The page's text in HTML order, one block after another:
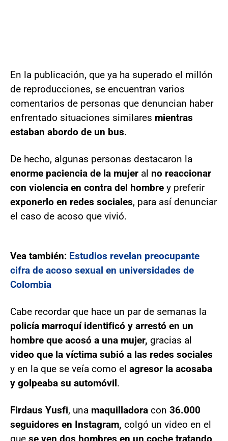
En la publicación, que ya ha superado el millón
de reproducciones, se encuentran varios
comentarios de personas que denuncian haber
enfrentado situaciones similares mientras
estaban abordo de un bus.
De hecho, algunas personas destacaron la
enorme paciencia de la mujer al no reaccionar
con violencia en contra del hombre y preferir
exponerlo en redes sociales, para así denunciar
el caso de acoso que vivió.
Vea también: Estudios revelan preocupante
cifra de acoso sexual en universidades de
Colombia
Cabe recordar que hace un par de semanas la
policía marroquí identificó y arrestó en un
hombre que acosó a una mujer, gracias al
video que la víctima subió a las redes sociales
y en la que se veía como el agresor la acosaba
y golpeaba su automóvil.
Firdaus Yusfi, una maquilladora con 36.000
seguidores en Instagram, colgó un video en el
que se ven dos hombres en un coche tratando